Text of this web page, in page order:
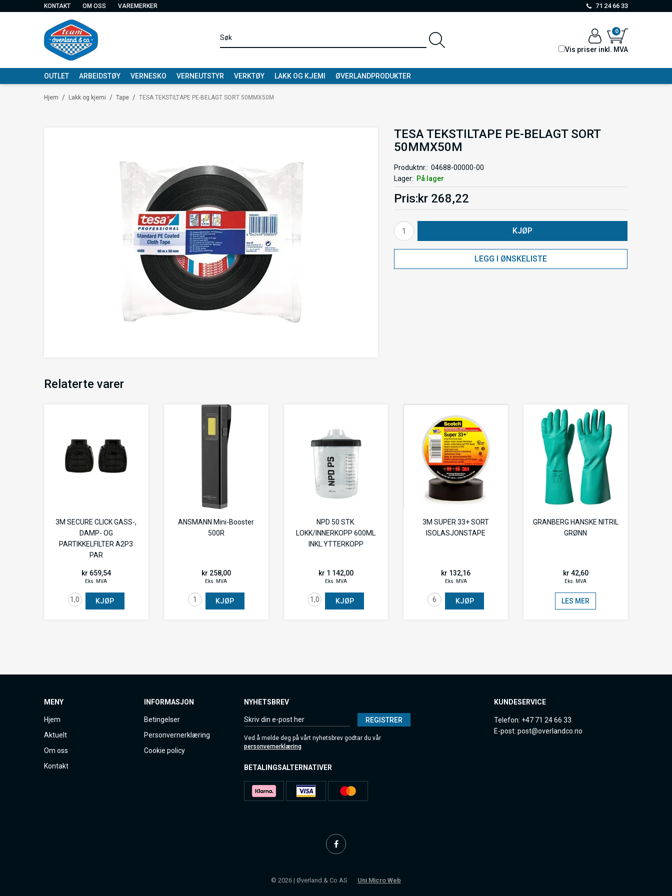
KONTAKT OM OSS VAREMERKER 71 24 66 33
0
Vis priser inkl. MVA
OUTLET ARBEIDSTØY VERNESKO VERNEUTSTYR VERKTØY LAKK OG KJEMI ØVERLANDPRODUKTER
/
Hjem /
Lakk og kjemi /
Tape TESA TEKSTILTAPE PE-BELAGT SORT 50MMX50M
TESA TEKSTILTAPE PE-BELAGT SORT
50MMX50M
Produktnr.
04688-00000-00
Lager
På lager
Pris kr 268,22
KJØP
LEGG I ØNSKELISTE
Relaterte varer
3M SECURE CLICK GASS-,
DAMP- OG
PARTIKKELFILTER A2P3
PAR
kr 659,54
Eks. MVA
KJØP
ANSMANN Mini-Booster
500R
kr 258,00
Eks. MVA
KJØP
NPD 50 STK.
LOKK/INNERKOPP 600ML
INKL.YTTERKOPP
kr 1 142,00
Eks. MVA
KJØP
3M SUPER 33+ SORT
ISOLASJONSTAPE
kr 132,16
Eks. MVA
KJØP
GRANBERG HANSKE NITRIL
GRØNN
kr 42,60
Eks. MVA
LES MER
MENY
Hjem
Aktuelt
Om oss
Kontakt
INFORMASJON
Betingelser
Personvernerklæring
Cookie policy
NYHETSBREV
REGISTRER
Ved å melde deg på vårt nyhetsbrev godtar du vår
personvernerklæring
BETALINGSALTERNATIVER
KUNDESERVICE
Telefon: +47 71 24 66 33
E-post: post@overlandco.no
© 2026 | Øverland & Co AS Uni Micro Web